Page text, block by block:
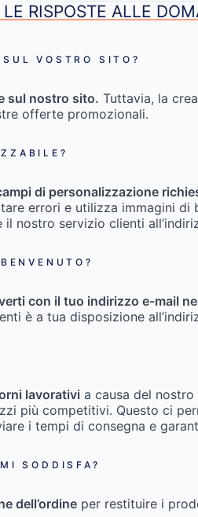
RISPOSTE ALLE
VOSTRO SITO?
sul nostro sito. Tuttavia, la
offerte promozionali.
di personalizzazione
errori e utilizza immagini di
nostro servizio clienti
con il tuo indirizzo e-mail
è a tua disposizione
lavorativi a causa del
più competitivi. Questo ci
i tempi di consegna e
SODDISFA?
dell’ordine per restituire i